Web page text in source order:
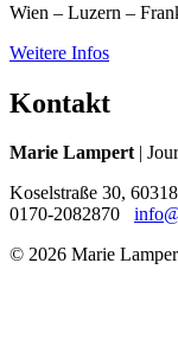
Wien – Luzern –
Weitere Infos
Kontakt
Marie Lampert|
Koselstraße 30,
0170-2082870
© 2026 Marie